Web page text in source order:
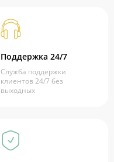
Поддержка 24/7
Служба поддержки
клиентов 24/7 без
выходных